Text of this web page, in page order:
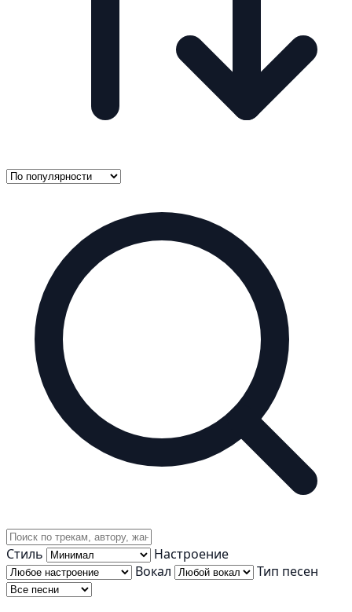
Стиль
Настроение
Вокал
Тип песен